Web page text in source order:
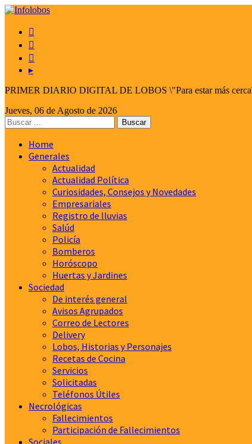



▸
PRIMER DIARIO DIGITAL DE LOBOS \"Para estar más
Jueves, 06 de Agosto de 2026
Home
Generales
Actualidad
Actualidad Política
Curiosidades, Consejos y Novedades
Empresariales
Registro de lluvias
Salúd
Policía
Bomberos
Horóscopo
Huertas y Jardines
Sociedad
De interés general
Avisos Agrupados
Correo de Lectores
Delivery
Lobos, Historias y Personajes
Recetas de Cocina
Servicios
Solicitadas
Teléfonos Útiles
Necrológicas
Fallecimientos
Participación de Fallecimientos
Sociales